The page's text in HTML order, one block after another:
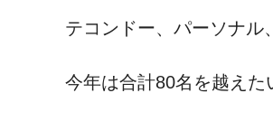
テコンドー、パーソナル
今年は合計80名を越えた